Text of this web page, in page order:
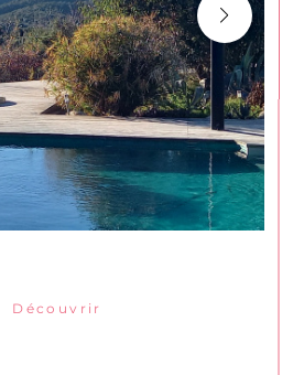
Découvrir